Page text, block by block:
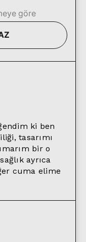
göre
ki ben
tasarımı
bir o
ayrıca
cuma elime